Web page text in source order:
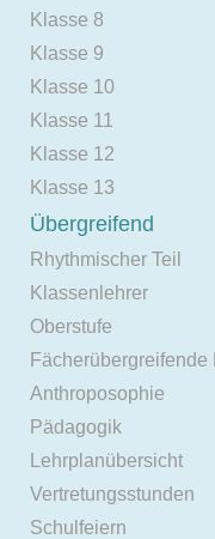
Klasse 8
Klasse 9
Klasse 10
Klasse 11
Klasse 12
Klasse 13
Übergreifend
Rhythmischer Teil
Klassenlehrer
Oberstufe
Fächerübergreifende
Anthroposophie
Pädagogik
Lehrplanübersicht
Vertretungsstunden
Schulfeiern